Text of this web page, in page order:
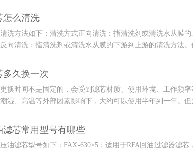
怎么清洗
洗方法如下：清洗方式正向清洗：指清洗剂或清洗水从膜
向清洗：指清洗剂或清洗水从膜的下游到上游的清洗方法
久换一次
换时间不是固定的，会受到滤芯材质、使用环境、工作频
湿、高温等外部因素影响下，大约可以使用半年到一年。
滤芯常用型号有哪些
油滤芯型号如下：FAX-630×5：适用于RFA回油过滤器滤